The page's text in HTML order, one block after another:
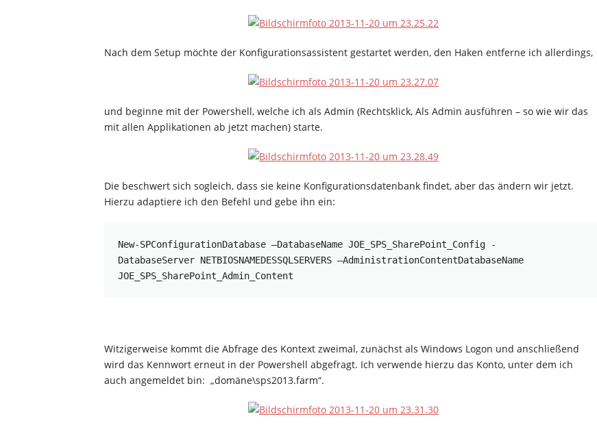
Nach dem Setup möchte der Konfigurationsassistent gestartet werden, den Haken entferne ich allerdings,
und beginne mit der Powershell, welche ich als Admin (Rechtsklick, Als Admin ausführen – so wie wir das
mit allen Applikationen ab jetzt machen) starte.
Die beschwert sich sogleich, dass sie keine Konfigurationsdatenbank findet, aber das ändern wir jetzt.
Hierzu adaptiere ich den Befehl und gebe ihn ein:
New-SPConfigurationDatabase –DatabaseName JOE_SPS_SharePoint_Config -
DatabaseServer NETBIOSNAMEDESSQLSERVERS –AdministrationContentDatabaseName
JOE_SPS_SharePoint_Admin_Content
Witzigerweise kommt die Abfrage des Kontext zweimal, zunächst als Windows Logon und anschließend
wird das Kennwort erneut in der Powershell abgefragt. Ich verwende hierzu das Konto, unter dem ich
auch angemeldet bin: „domäne\sps2013.farm“.